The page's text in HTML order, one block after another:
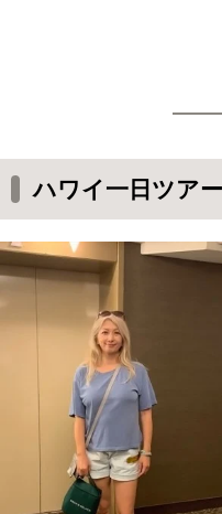
ハワイ一日ツア